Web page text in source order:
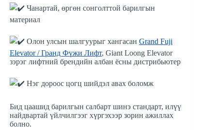
Чанартай, өргөн сонголттой барилгын
материал
Олон улсын шалгуурыг хангасан Grand Fuji
Elevator / Гранд Фүжи Лифт, Giant Loong Elevator
зэрэг лифтний брендийн албан ёсны дистрибьютер
Нэг дороос цогц шийдэл авах боломж
Бид цаашид барилгын салбарт шинэ стандарт, илүү
найдвартай үйлчилгээг хүргэхээр зорин ажиллах
болно.